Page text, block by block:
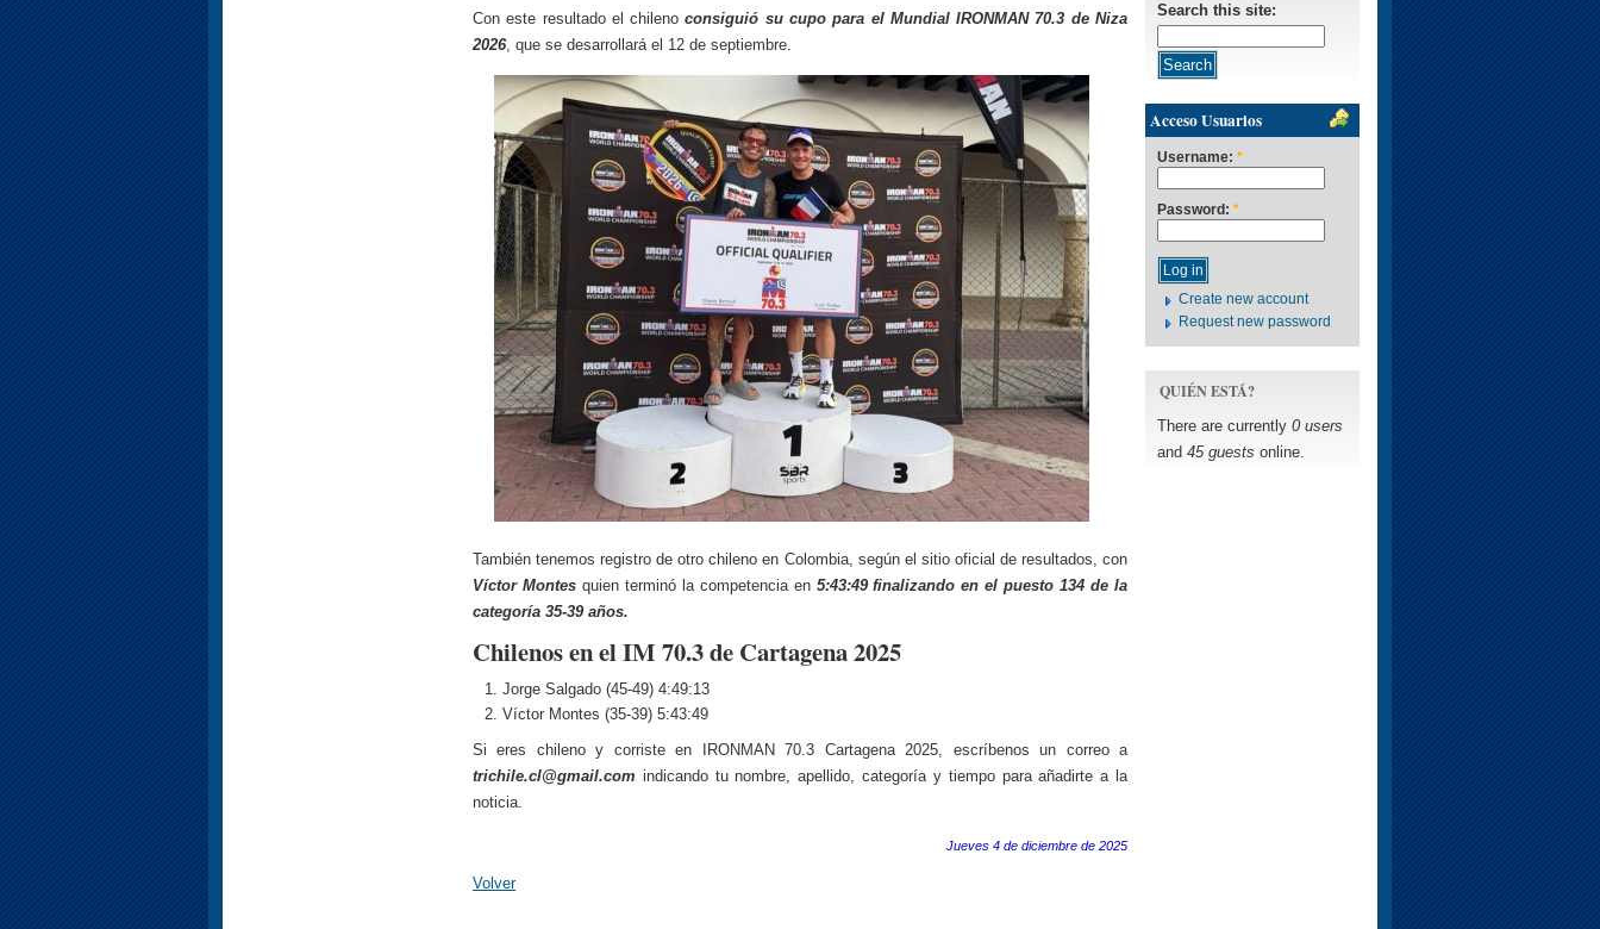
Con este resultado el chilenoconsiguió su cupo para el Mundial IRONMAN 70.3 de Niza
2026, que se desarrollará el 12 de septiembre.
También tenemos registro de otro chileno en Colombia, según el sitio oficial de resultados, con
Víctor Montesquien terminó la competencia en 5:43:49 finalizando en el puesto 134 de la
categoría 35-39 años.
Chilenos en el IM 70.3 de Cartagena 2025
Jorge Salgado (45-49) 4:49:13
Víctor Montes (35-39) 5:43:49
Si eres chileno y corriste en IRONMAN 70.3 Cartagena 2025, escríbenos un correo a
trichile.cl@gmail.com indicando tu nombre, apellido, categoría y tiempo para añadirte a la
noticia.
Jueves 4 de diciembre de 2025
Volver
Search this site:
Acceso Usuarios
Username: *
Password: *
Create new account
Request new password
QUIÉN ESTÁ?
There are currently 0 users
and 45 guests online.